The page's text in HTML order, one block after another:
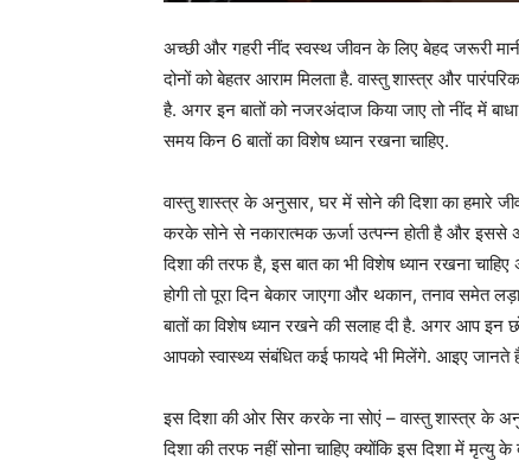
अच्छी और गहरी नींद स्वस्थ जीवन के लिए बेहद जरूरी
दोनों को बेहतर आराम मिलता है. वास्तु शास्त्र और
है. अगर इन बातों को नजरअंदाज किया जाए तो नींद में
समय किन 6 बातों का विशेष ध्यान रखना चाहिए.
वास्तु शास्त्र के अनुसार, घर में सोने की दिशा का हमारे
करके सोने से नकारात्मक ऊर्जा उत्पन्न होती है और
दिशा की तरफ है, इस बात का भी विशेष ध्यान रखना
होगी तो पूरा दिन बेकार जाएगा और थकान, तनाव समेत
बातों का विशेष ध्यान रखने की सलाह दी है. अगर आप इन
आपको स्वास्थ्य संबंधित कई फायदे भी मिलेंगे. आइए जानते
इस दिशा की ओर सिर करके ना सोएं – वास्तु शास्त्र के
दिशा की तरफ नहीं सोना चाहिए क्योंकि इस दिशा में मृत्यु